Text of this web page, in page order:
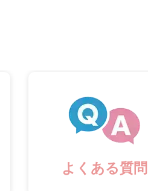
よくある質問